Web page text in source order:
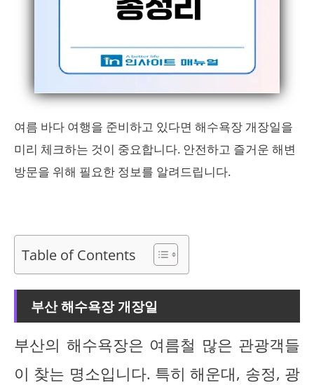
여름 바다 여행을 준비하고 있다면 해수욕장 개장일을
미리 체크하는 것이 중요합니다. 안전하고 즐거운 해변
방문을 위해 필요한 정보를 알려드립니다.
Table of Contents
부산 해수욕장 개장일
부산의 해수욕장은 여름철 많은 관광객들
이 찾는 명소입니다. 특히 해운대, 송정, 광